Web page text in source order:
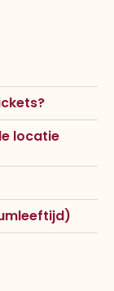
locatie